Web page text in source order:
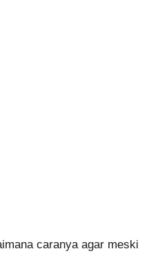
caranya agar meski